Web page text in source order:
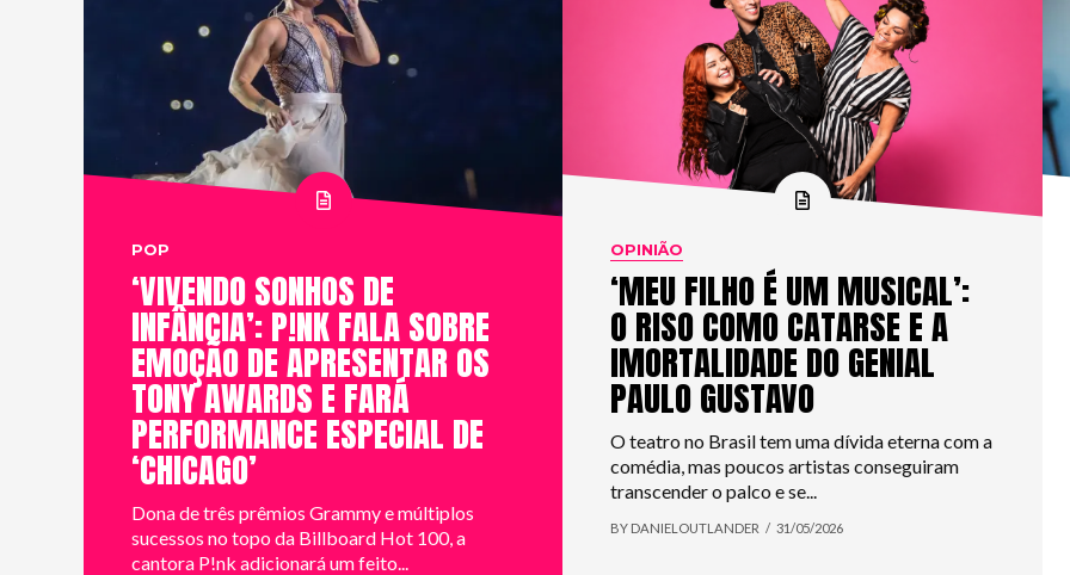
POP
‘VIVENDO SONHOS DE
INFÂNCIA’: P!NK FALA SOBRE
EMOÇÃO DE APRESENTAR OS
TONY AWARDS E FARÁ
PERFORMANCE ESPECIAL DE
‘CHICAGO’
Dona de três prêmios Grammy e múltiplos
sucessos no topo da Billboard Hot 100, a
cantora P!nk adicionará um feito...
OPINIÃO
‘MEU FILHO É UM MUSICAL’:
O RISO COMO CATARSE E A
IMORTALIDADE DO GENIAL
PAULO GUSTAVO
O teatro no Brasil tem uma dívida eterna com a
comédia, mas poucos artistas conseguiram
transcender o palco e se...
BY DANIELOUTLANDER 31/05/2026